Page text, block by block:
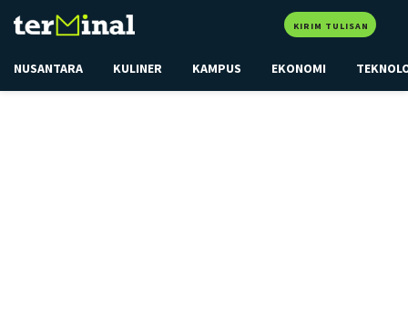
KIRIM TULISAN
NUSANTARA KULINER KAMPUS EKONOMI